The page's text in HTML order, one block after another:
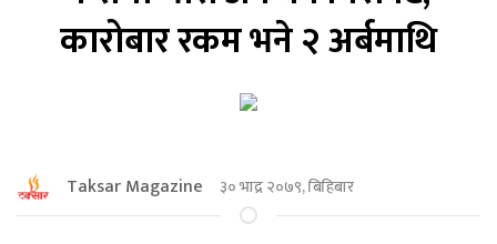
कारोबार रकम भने २ अर्बमाथि
Taksar Magazine ३० भाद्र २०७९, बिहिबार